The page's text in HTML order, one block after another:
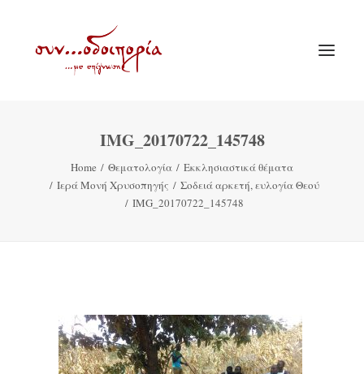
ΘΕΜΑΤΟΛΟΓΙΑ
ΠΑΛΑΙΑ ΣΥΝΟΔΟΙΠΟΡΙΑ
ΕΠΙΚΟΙΝΩΝΙΑ
IMG_20170722_145748
Home Θεματολογία
Εκκλησιαστικά θέματα
Ιερά Μονή Χρυσοπηγής
Σοδειά αρκετή, ευλογία Θεού
IMG_20170722_145748